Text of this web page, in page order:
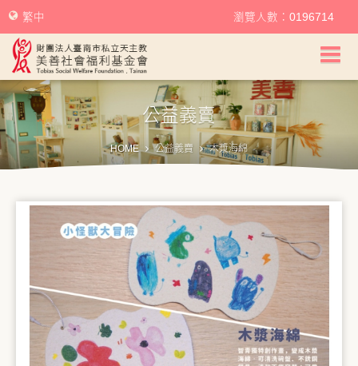
美善社會福利基金會首頁
關於美善
美善服務
美善訊息
幫助美善
我要捐款
捐款徵信
繁中 瀏覽人數：0196714
公益義賣
HOME 公益義賣 木漿海綿